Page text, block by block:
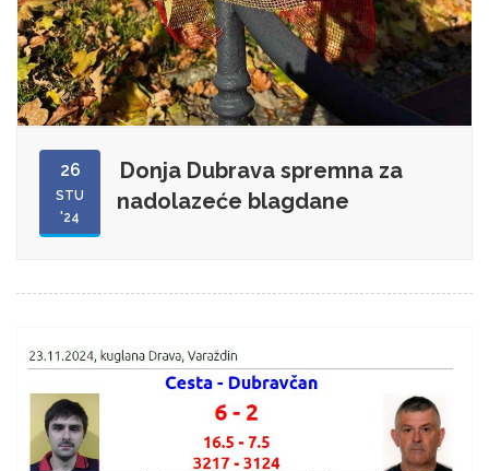
26
STU
'24
Donja Dubrava spremna za
nadolazeće blagdane